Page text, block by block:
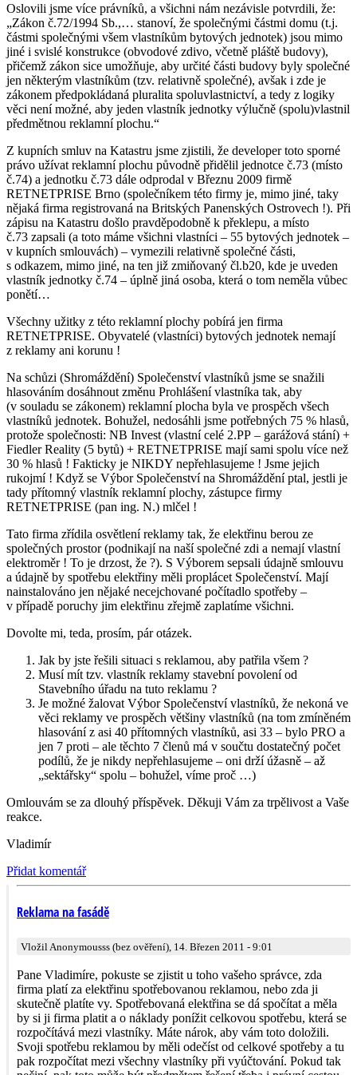
Oslovili jsme více právníků, a všichni nám nezávisle potvrdili, že:
„Zákon č.72/1994 Sb.,… stanoví, že společnými částmi domu (t.j.
částmi společnými všem vlastníkům bytových jednotek) jsou mimo
jiné i svislé konstrukce (obvodové zdivo, včetně pláště budovy),
přičemž zákon sice umožňuje, aby určité části budovy byly společné
jen některým vlastníkům (tzv. relativně společné), avšak i zde je
zákonem předpokládaná pluralita spoluvlastnictví, a tedy z logiky
věci není možné, aby jeden vlastník jednotky výlučně (spolu)vlastnil
předmětnou reklamní plochu.“
Z kupních smluv na Katastru jsme zjistili, že developer toto sporné
právo užívat reklamní plochu původně přidělil jednotce č.73 (místo
č.74) a jednotku č.73 dále odprodal v Březnu 2009 firmě
RETNETPRISE Brno (společníkem této firmy je, mimo jiné, taky
nějaká firma registrovaná na Britských Panenských Ostrovech !). Při
zápisu na Katastru došlo pravděpodobně k překlepu, a místo
č.73 zapsali (a toto máme všichni vlastníci – 55 bytových jednotek –
v kupních smlouvách) – vymezili relativně společné části,
s odkazem, mimo jiné, na ten již zmiňovaný čl.b20, kde je uveden
vlastník jednotky č.74 – úplně jiná osoba, která o tom neměla vůbec
ponětí…
Všechny užitky z této reklamní plochy pobírá jen firma
RETNETPRISE. Obyvatelé (vlastníci) bytových jednotek nemají
z reklamy ani korunu !
Na schůzi (Shromáždění) Společenství vlastníků jsme se snažili
hlasováním dosáhnout změnu Prohlášení vlastníka tak, aby
(v souladu se zákonem) reklamní plocha byla ve prospěch všech
vlastníků jednotek. Bohužel, nedosáhli jsme potřebných 75 % hlasů,
protože společnosti: NB Invest (vlastní celé 2.PP – garážová stání) +
Fiedler Reality (5 bytů) + RETNETPRISE mají sami spolu více než
30 % hlasů ! Fakticky je NIKDY nepřehlasujeme ! Jsme jejich
rukojmí ! Když se Výbor Společenství na Shromáždění ptal, jestli je
tady přítomný vlastník reklamní plochy, zástupce firmy
RETNETPRISE (pan ing. N.) mlčel !
Tato firma zřídila osvětlení reklamy tak, že elektřinu berou ze
společných prostor (podnikají na naší společné zdi a nemají vlastní
elektroměr ! To je drzost, že ?). S Výborem sepsali údajně smlouvu
a údajně by spotřebu elektřiny měli proplácet Společenství. Mají
nainstalováno jen nějaké necejchované počítadlo spotřeby –
v případě poruchy jim elektřinu zřejmě zaplatíme všichni.
Dovolte mi, teda, prosím, pár otázek.
Jak by jste řešili situaci s reklamou, aby patřila všem ?
Musí mít tzv. vlastník reklamy stavební povolení od
Stavebního úřadu na tuto reklamu ?
Je možné žalovat Výbor Společenství vlastníků, že nekoná ve
věci reklamy ve prospěch většiny vlastníků (na tom zmíněném
hlasování z asi 40 přítomných vlastníků, asi 33 – bylo PRO a
jen 7 proti – ale těchto 7 členů má v součtu dostatečný počet
podílů, že je nikdy nepřehlasujeme – oni drží úžasně – až
„sektářsky“ spolu – bohužel, víme proč …)
Omlouvám se za dlouhý příspěvek. Děkuji Vám za trpělivost a Vaše
reakce.
Vladimír
Přidat komentář
Reklama na fasádě
Vložil Anonymousss (bez ověření), 14. Březen 2011 - 9:01
Pane Vladimíre, pokuste se zjistit u toho vašeho správce, zda
firma platí za elektřinu spotřebovanou reklamou, nebo zda ji
skutečně platíte vy. Spotřebovaná elektřina se dá spočítat a měla
by si ji firma platit a o náklady ponížit celkovou spotřebu, která se
rozpočítává mezi vlastníky. Máte nárok, aby vám toto doložili.
Svoji spotřebu reklamou by měli odečíst od celkové spotřeby a tu
pak rozpočítat mezi všechny vlastníky při vyúčtování. Pokud tak